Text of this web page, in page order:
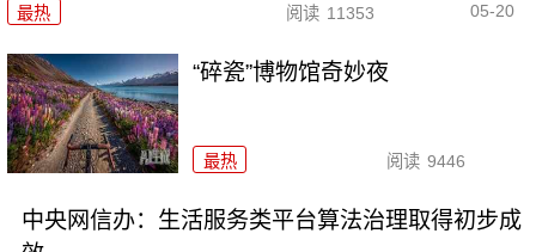
最热 阅读 11353 05-20
“碎瓷”博物馆奇妙夜
最热 阅读 9446
中央网信办：生活服务类平台算法治理取得初步成